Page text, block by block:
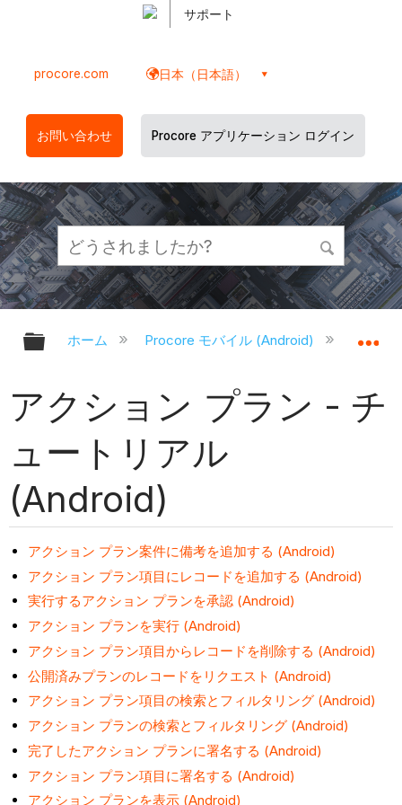
サポート
procore.com 日本（日本語）
お問い合わせ Procore アプリケーション ログイン
グローバル階層を展開/折りたたむ
ホーム Procore モバイル (Android)
アクション プラン - チ
ュートリアル
(Android)
アクション プラン案件に備考を追加する (Android)
アクション プラン項目にレコードを追加する (Android)
実行するアクション プランを承認 (Android)
アクション プランを実行 (Android)
アクション プラン項目からレコードを削除する (Android)
公開済みプランのレコードをリクエスト (Android)
アクション プラン項目の検索とフィルタリング (Android)
アクション プランの検索とフィルタリング (Android)
完了したアクション プランに署名する (Android)
アクション プラン項目に署名する (Android)
アクション プランを表示 (Android)